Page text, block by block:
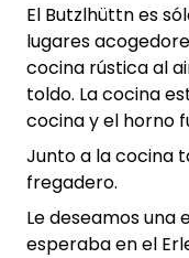
El Butzlhüttn es
lugares
cocina rústica al
toldo. La cocina
cocina y el horno
Junto a la cocina
fregadero.
Le deseamos una
esperaba en el